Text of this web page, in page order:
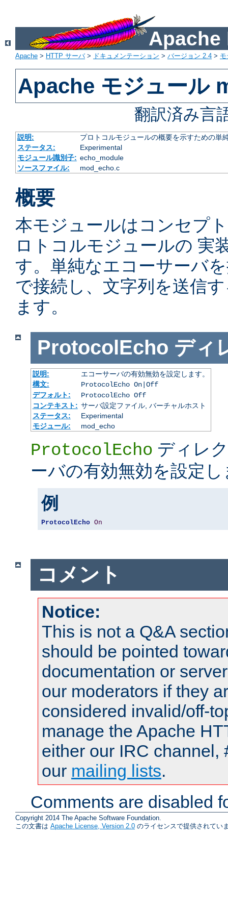
Apache
Apache > HTTP サーバ> ドキュメンテーション > バージョン 2.4 >
Apache モジュール
翻訳済み言
説明:
プロトコルモジュールの概要を示すための単
ステータス:
Experimental
モジュール識別子: echo_module
ソースファイル:
mod_echo.c
概要
本モジュールはコンセプ
ロトコルモジュールの 実
す。単純なエコーサーバ
で接続し、文字列を送信
ます。
ProtocolEcho ディ
説明:
エコーサーバの有効無効を設定します。
構文:
ProtocolEcho On|Off
デフォルト:
ProtocolEcho Off
コンテキスト: サーバ設定ファイル, バーチャルホスト
ステータス:
Experimental
モジュール:
mod_echo
ProtocolEcho ディレ
ーバの有効無効を設定
例
ProtocolEcho On
コメント
Notice:
This is not a Q&A
should be pointed
documentation or
our moderators if they
considered invalid/off-
manage the Apache
either our IRC channel,
our mailing lists.
Comments are disabled
Copyright 2014 The Apache Software Foundation.
この文書は Apache License, Version 2.0 のライセンスで提供されてい